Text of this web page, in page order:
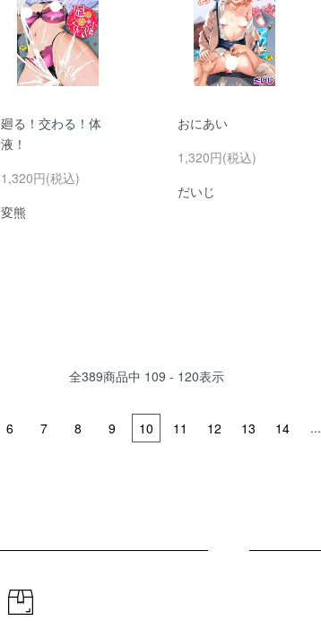
廻る！交わる！体
液！
1,320円(税込)
変熊
おにあい
1,320円(税込)
だいじ
全389商品中 109 - 120表示
6 7 8 9 10 11 12 13 14 ...